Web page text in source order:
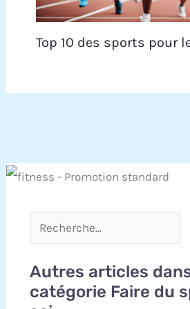
Top 10 des sports pour
Autres articles
catégorie Faire du